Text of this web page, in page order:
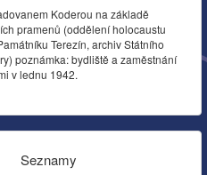
Koderou na základě
pramenů (oddělení holocaustu
Terezín, archiv Státního
poznámka: bydliště a zaměstnání
v lednu 1942.
Seznamy